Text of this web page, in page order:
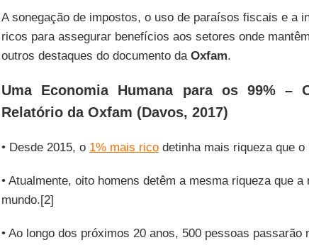
A sonegação de impostos, o uso de paraísos fiscais e a
ricos para assegurar benefícios aos setores onde
outros destaques do documento da Oxfam.
Uma Economia Humana para os 99% –
Relatório da Oxfam (Davos, 2017)
• Desde 2015, o 1% mais ricodetinha mais riqueza que o
• Atualmente, oito homens detêm a mesma riqueza que a
mundo.[2]
• Ao longo dos próximos 20 anos, 500 pessoas passarão